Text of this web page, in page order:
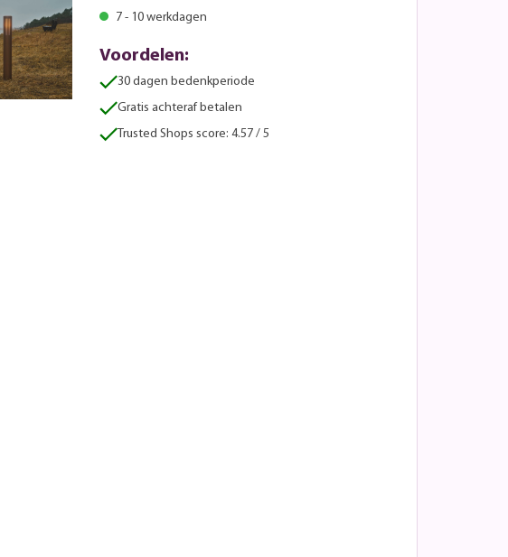
7 - 10 werkdagen
Voordelen:
30 dagen bedenkperiode
Gratis achteraf betalen
Trusted Shops score: 4.57 / 5